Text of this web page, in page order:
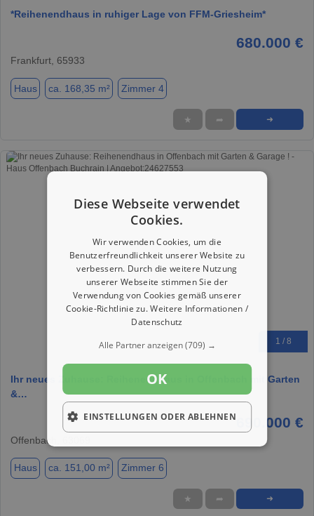
*Reihenendhaus in ruhiger Lage von FFM-Griesheim*
680.000 €
Frankfurt, 65933
Haus ca. 168,35 m² Zimmer 4
★ ➦ ➜
1 / 8
Ihr neues Zuhause: Reihenendhaus in Offenbach mit Garten
&…
690.000 €
Offenbach, 63069
Haus ca. 151,00 m² Zimmer 6
★ ➦ ➜
Diese Webseite verwendet
Cookies.
Wir verwenden Cookies, um die
Benutzerfreundlichkeit unserer Website zu
verbessern. Durch die weitere Nutzung
unserer Webseite stimmen Sie der
Verwendung von Cookies gemäß unserer
Cookie-Richtlinie zu.Weitere Informationen /
Datenschutz
Alle Partner anzeigen(709) →
OK
EINSTELLUNGEN ODER ABLEHNEN